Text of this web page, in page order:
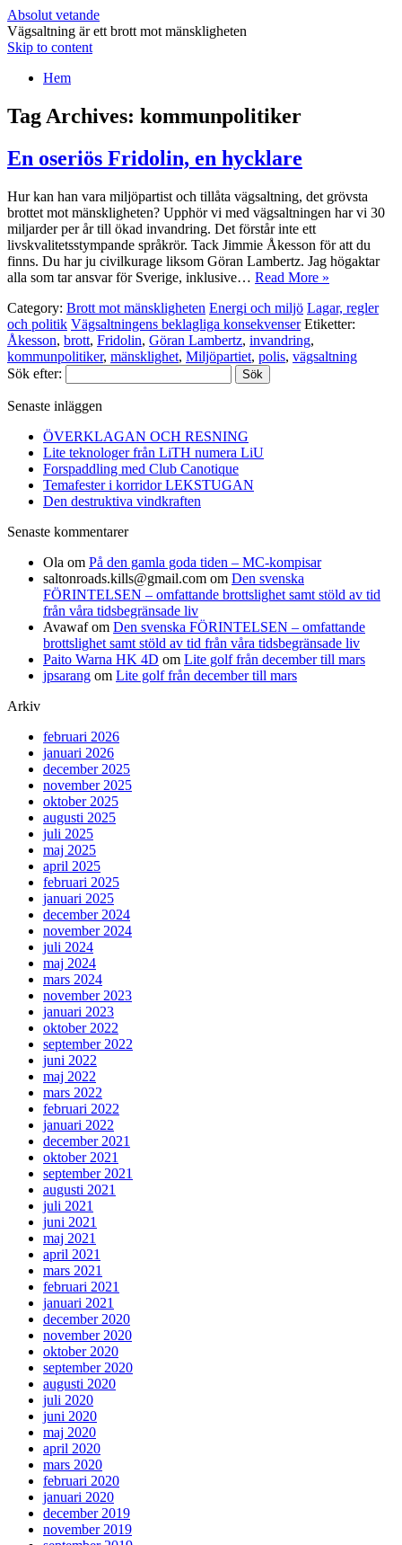
Absolut vetande
Vägsaltning är ett brott mot mänskligheten
Skip to content
Hem
Tag Archives: kommunpolitiker
En oseriös Fridolin, en hycklare
Hur kan han vara miljöpartist och tillåta vägsaltning, det grövsta
brottet mot mänskligheten? Upphör vi med vägsaltningen har vi 30
miljarder per år till ökad invandring. Det förstår inte ett
livskvalitetsstympande språkrör. Tack Jimmie Åkesson för att du
finns. Du har ju civilkurage liksom Göran Lambertz. Jag högaktar
alla som tar ansvar för Sverige, inklusive… Read More »
Category: Brott mot mänskligheten Energi och miljö Lagar, regler
och politik Vägsaltningens beklagliga konsekvenser Etiketter:
Åkesson, brott, Fridolin, Göran Lambertz, invandring,
kommunpolitiker, mänsklighet, Miljöpartiet, polis, vägsaltning
Sök efter:
Senaste inläggen
ÖVERKLAGAN OCH RESNING
Lite teknologer från LiTH numera LiU
Forspaddling med Club Canotique
Temafester i korridor LEKSTUGAN
Den destruktiva vindkraften
Senaste kommentarer
Ola om På den gamla goda tiden – MC-kompisar
saltonroads.kills@gmail.com om Den svenska
FÖRINTELSEN – omfattande brottslighet samt stöld av tid
från våra tidsbegränsade liv
Avawafom Den svenska FÖRINTELSEN – omfattande
brottslighet samt stöld av tid från våra tidsbegränsade liv
Paito Warna HK 4D om Lite golf från december till mars
jpsarang om Lite golf från december till mars
Arkiv
februari 2026
januari 2026
december 2025
november 2025
oktober 2025
augusti 2025
juli 2025
maj 2025
april 2025
februari 2025
januari 2025
december 2024
november 2024
juli 2024
maj 2024
mars 2024
november 2023
januari 2023
oktober 2022
september 2022
juni 2022
maj 2022
mars 2022
februari 2022
januari 2022
december 2021
oktober 2021
september 2021
augusti 2021
juli 2021
juni 2021
maj 2021
april 2021
mars 2021
februari 2021
januari 2021
december 2020
november 2020
oktober 2020
september 2020
augusti 2020
juli 2020
juni 2020
maj 2020
april 2020
mars 2020
februari 2020
januari 2020
december 2019
november 2019